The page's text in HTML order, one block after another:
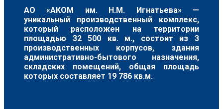
АО «АКОМ им. Н.М. Игнатьева» —
уникальный производственный комплекс,
который расположен на территории
площадью 32 500 кв. м., состоит из 3
производственных корпусов, здания
административно-бытового назначения,
складских помещений, общая площадь
которых составляет 19 786 кв.м.